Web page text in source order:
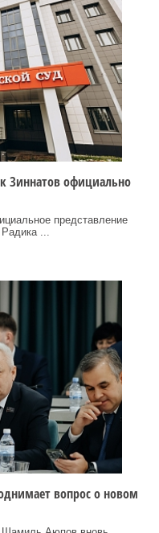
Зиннатов официально
представление
Радика ...
вопрос о новом